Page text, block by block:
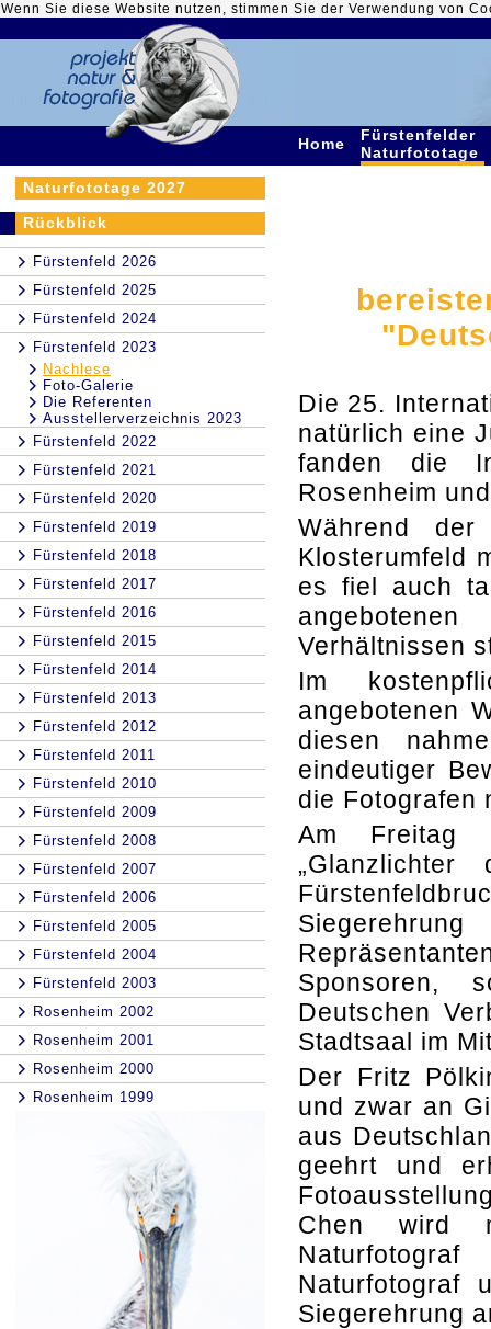
Wenn Sie diese Website nutzen, stimmen Sie der Verwendung von
Home
Fürstenfelder
Naturfototage
Naturfototage 2027
Rückblick
Fürstenfeld 2026
Fürstenfeld 2025
Fürstenfeld 2024
Fürstenfeld 2023
Nachlese
Foto-Galerie
Die Referenten
Ausstellerverzeichnis 2023
Fürstenfeld 2022
Fürstenfeld 2021
Fürstenfeld 2020
Fürstenfeld 2019
Fürstenfeld 2018
Fürstenfeld 2017
Fürstenfeld 2016
Fürstenfeld 2015
Fürstenfeld 2014
Fürstenfeld 2013
Fürstenfeld 2012
Fürstenfeld 2011
Fürstenfeld 2010
Fürstenfeld 2009
Fürstenfeld 2008
Fürstenfeld 2007
Fürstenfeld 2006
Fürstenfeld 2005
Fürstenfeld 2004
Fürstenfeld 2003
Rosenheim 2002
Rosenheim 2001
Rosenheim 2000
Rosenheim 1999
Die 25.
natürlich eine
fanden die
Rosenheim
Während
Klosterumfeld
es fiel auch
Verhältnissen
Im
angebotenen
diesen
eindeutiger
die Fotografen
Am Freitag
Sponsoren,
Deutschen
Stadtsaal im
Der Fritz
und zwar an
aus
geehrt und
Chen wird
Naturfotograf
Siegerehrung